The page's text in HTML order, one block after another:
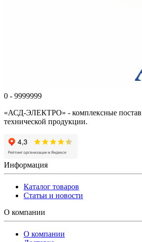
0 - 9999999
«АСД-ЭЛЕКТРО» - комплексные
технической продукции.
Информация
Каталог товаров
Статьи и новости
О компании
О компании